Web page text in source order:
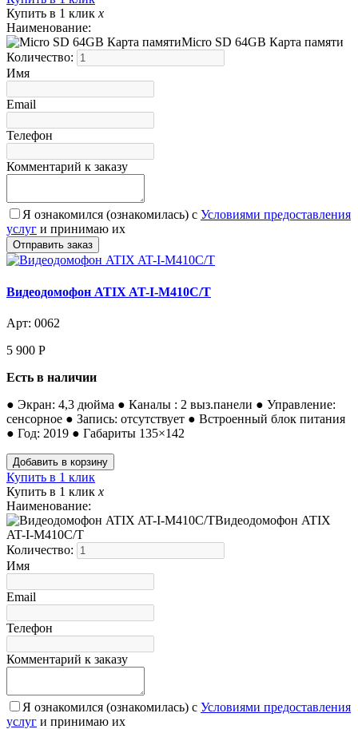
Купить в 1 клик x
Наименование:
Micro SD 64GB Карта памяти
Количество:
Имя
Email
Телефон
Комментарий к заказу
Я ознакомился (ознакомилась) с Условиями предоставления
услуг и принимаю их
Видеодомофон ATIX AT-I-М410C/T
Арт: 0062
5 900 Р
Есть в наличии
● Экран: 4,3 дюйма ● Каналы : 2 выз.панели ● Управление:
сенсорное ● Запись: отсутствует ● Встроенный блок питания
● Год: 2019 ● Габариты 135×142
Купить в 1 клик
Купить в 1 клик x
Наименование:
Видеодомофон ATIX
AT-I-М410C/T
Количество:
Имя
Email
Телефон
Комментарий к заказу
Я ознакомился (ознакомилась) с Условиями предоставления
услуг и принимаю их